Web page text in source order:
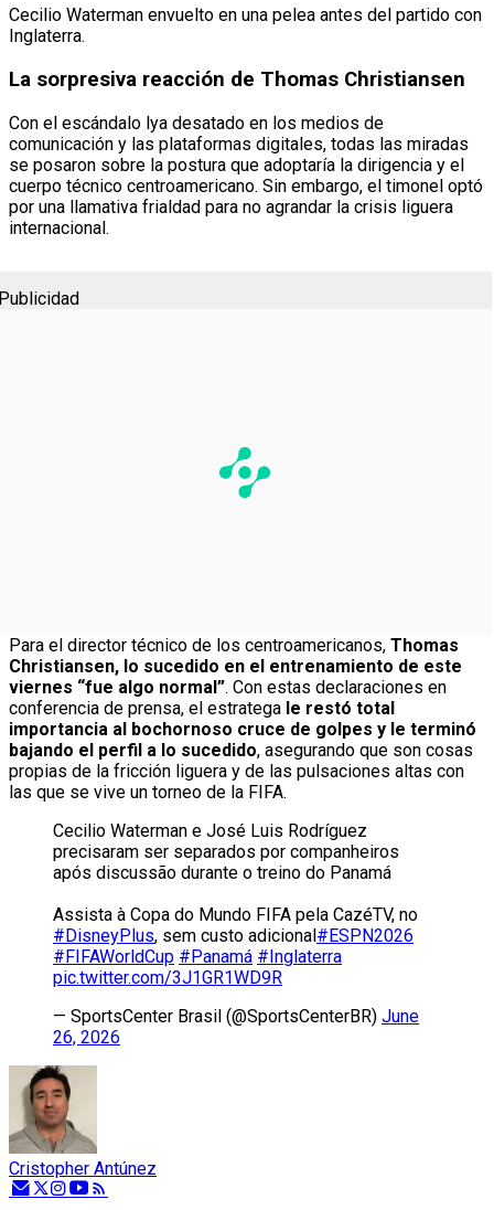
Cecilio Waterman envuelto en una pelea antes del partido con
Inglaterra.
La sorpresiva reacción de Thomas Christiansen
Con el escándalo lya desatado en los medios de
comunicación y las plataformas digitales, todas las miradas
se posaron sobre la postura que adoptaría la dirigencia y el
cuerpo técnico centroamericano. Sin embargo, el timonel optó
por una llamativa frialdad para no agrandar la crisis liguera
internacional.
Para el director técnico de los centroamericanos, Thomas
Christiansen, lo sucedido en el entrenamiento de este
viernes “fue algo normal”. Con estas declaraciones en
conferencia de prensa, el estratega le restó total
importancia al bochornoso cruce de golpes y le terminó
bajando el perfil a lo sucedido, asegurando que son cosas
propias de la fricción liguera y de las pulsaciones altas con
las que se vive un torneo de la FIFA.
Cecilio Waterman e José Luis Rodríguez
precisaram ser separados por companheiros
após discussão durante o treino do Panamá
Assista à Copa do Mundo FIFA pela CazéTV, no
#DisneyPlus, sem custo adicional#ESPN2026
#FIFAWorldCup #Panamá #Inglaterra
pic.twitter.com/3J1GR1WD9R
— SportsCenter Brasil (@SportsCenterBR) June
26, 2026
Cristopher Antúnez